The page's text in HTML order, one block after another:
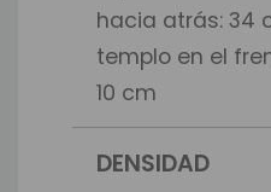
hacia atrás: 34
templo en el
10 cm
DENSIDAD